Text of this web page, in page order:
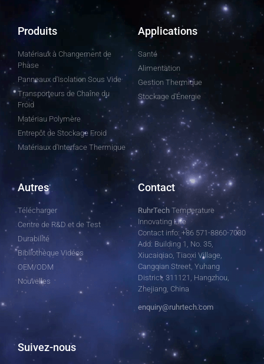
Produits
Matériaux à Changement de
Phase
Panneaux d'Isolation Sous Vide
Transporteurs de Chaîne du
Froid
Matériau Polymère
Entrepôt de Stockage Froid
Matériaux d'Interface Thermique
Applications
Santé
Alimentation
Gestion Thermique
Stockage d'Énergie
Autres
Télécharger
Centre de R&D et de Test
Durabilité
Bibliothèque Vidéos
OEM/ODM
Nouvelles
Contact
RuhrTech Temperature
Innovating Life
Contact info: +86 571-8860-7030
Add: Building 1, No. 35,
Xiucaiqiao, Tiaoxi Village,
Cangqian Street, Yuhang
District, 311121, Hangzhou,
Zhejiang, China
enquiry@ruhrtech.com
Suivez-nous